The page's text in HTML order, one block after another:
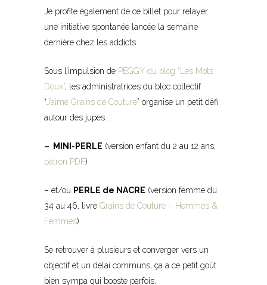
Je profite également de ce billet pour relayer
une initiative spontanée lancée la semaine
dernière chez les addicts.
Sous l’impulsion de PEGGY du blog “Les Mots
Doux”, les administratrices du bloc collectif
“ J’aime Grains de Couture” organise un petit défi
autour des jupes :
– MINI-PERLE (version enfant du 2 au 12 ans,
patron PDF)
– et/ou PERLE de NACRE (version femme du
34 au 46, livre Grains de Couture – Hommes &
Femmes)
Se retrouver à plusieurs et converger vers un
objectif et un délai communs, ça a ce petit goût
bien sympa qui booste parfois.